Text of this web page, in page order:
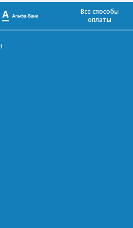
Все способы
оплаты